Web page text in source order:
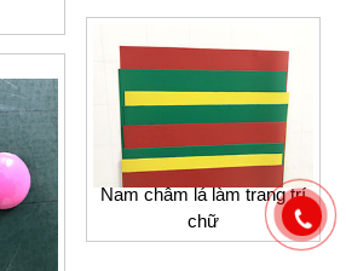
Nam châm lá làm trang trí
chữ